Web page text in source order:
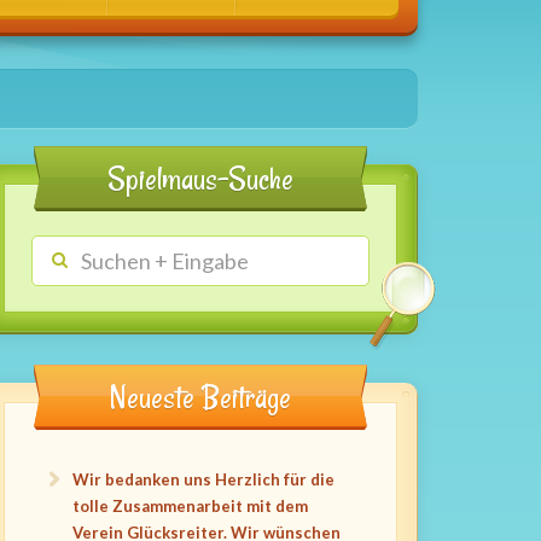
Spielmaus-Suche
Neueste Beiträge
Wir bedanken uns Herzlich für die
tolle Zusammenarbeit mit dem
Verein Glücksreiter. Wir wünschen